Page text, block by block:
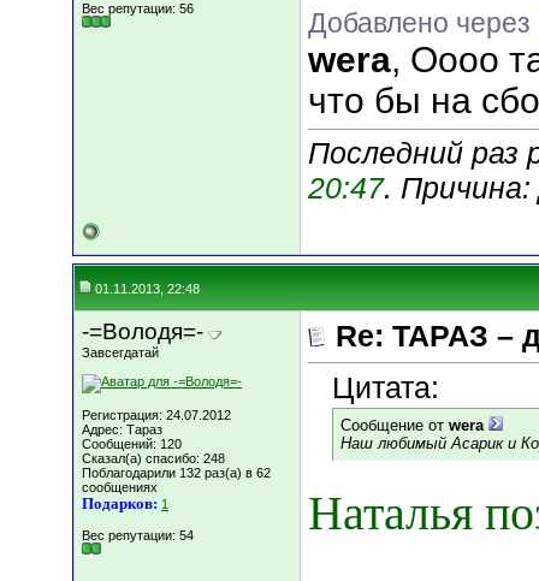
Вес репутации: 56 Добавлено через
wera, Оооо
что бы на
Последний раз
20:47.
01.11.2013, 22:48
-=Володя=-
Завсегдатай
Регистрация: 24.07.2012
Адрес: Тараз
Сообщений: 120
Сказал(а) спасибо: 248
Поблагодарили 132 раз(а) в 62
сообщениях
Подарков: 1
Вес репутации: 54
Re: ТАРАЗ –
Цитата:
Сообщение от wera
Наш любимый Асарик и
Наталья